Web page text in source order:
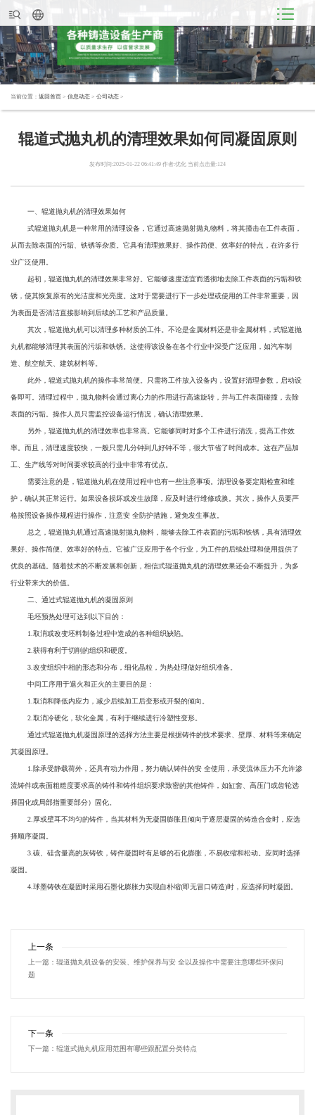
当前位置： 返回首页 > 信息动态 > 公司动态 >
辊道式抛丸机的清理效果如何同凝固原则
发布时间:2025-01-22 06:41:49 作者:优化 当前点击量:124
一、辊道抛丸机的清理效果如何
式辊道抛丸机是一种常用的清理设备，它通过高速抛射抛丸物料，将其撞击在工件表面，
从而去除表面的污垢、铁锈等杂质。它具有清理效果好、操作简便、效率好的特点，在许多行
业广泛使用。
起初，辊道抛丸机的清理效果非常好。它能够速度适宜而透彻地去除工件表面的污垢和铁
锈，使其恢复原有的光洁度和光亮度。这对于需要进行下一步处理或使用的工件非常重要，因
为表面是否清洁直接影响到后续的工艺和产品质量。
其次，辊道抛丸机可以清理多种材质的工件。不论是金属材料还是非金属材料，式辊道抛
丸机都能够清理其表面的污垢和铁锈。这使得该设备在各个行业中深受广泛应用，如汽车制
造、航空航天、建筑材料等。
此外，辊道式抛丸机的操作非常简便。只需将工件放入设备内，设置好清理参数，启动设
备即可。清理过程中，抛丸物料会通过离心力的作用进行高速旋转，并与工件表面碰撞，去除
表面的污垢。操作人员只需监控设备运行情况，确认清理效果。
另外，辊道抛丸机的清理效率也非常高。它能够同时对多个工件进行清洗，提高工作效
率。而且，清理速度较快，一般只需几分钟到几好钟不等，很大节省了时间成本。这在产品加
工、生产线等对时间要求较高的行业中非常有优点。
需要注意的是，辊道抛丸机在使用过程中也有一些注意事项。清理设备要定期检查和维
护，确认其正常运行。如果设备损坏或发生故障，应及时进行维修或换。其次，操作人员要严
格按照设备操作规程进行操作，注意安 全防护措施，避免发生事故。
总之，辊道抛丸机通过高速抛射抛丸物料，能够去除工件表面的污垢和铁锈，具有清理效
果好、操作简便、效率好的特点。它被广泛应用于各个行业，为工件的后续处理和使用提供了
优良的基础。随着技术的不断发展和创新，相信式辊道抛丸机的清理效果还会不断提升，为多
行业带来大的价值。
二、通过式辊道抛丸机的凝固原则
毛坯预热处理可达到以下目的：
1.取消或改变坯料制备过程中造成的各种组织缺陷。
2.获得有利于切削的组织和硬度。
3.改变组织中相的形态和分布，细化晶粒，为热处理做好组织准备。
中间工序用于退火和正火的主要目的是：
1.取消和降低内应力，减少后续加工后变形或开裂的倾向。
2.取消冷硬化，软化金属，有利于继续进行冷塑性变形。
通过式辊道抛丸机凝固原理的选择方法主要是根据铸件的技术要求、壁厚、材料等来确定
其凝固原理。
1.除承受静载荷外，还具有动力作用，努力确认铸件的安 全使用，承受流体压力不允许渗
流铸件或表面粗糙度要求高的铸件和铸件组织要求致密的其他铸件，如缸套、高压门或齿轮选
择固化或局部指重要部分）固化。
2.厚或壁耳不均匀的铸件，当其材料为无凝固膨胀且倾向于逐层凝固的铸造合金时，应选
择顺序凝固。
3.碳、硅含量高的灰铸铁，铸件凝固时有足够的石化膨胀，不易收缩和松动。应同时选择
凝固。
4.球墨铸铁在凝固时采用石墨化膨胀力实现自朴缩(即无冒口铸造)时，应选择同时凝固。
上一篇： 辊道抛丸机设备的安装、维护保养与安 全以及操作中需要注意哪些环保问
题
上一条
下一篇： 辊道式抛丸机应用范围有哪些跟配置分类特点
下一条